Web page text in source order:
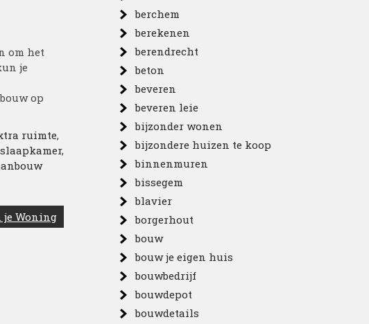
om het
je
op
ruimte,
slaapkamer,
je Woning
berchem
berekenen
berendrecht
beton
beveren
beveren leie
bijzonder wonen
bijzondere huizen te koop
binnenmuren
bissegem
blavier
borgerhout
bouw
bouw je eigen huis
bouwbedrijf
bouwdepot
bouwdetails